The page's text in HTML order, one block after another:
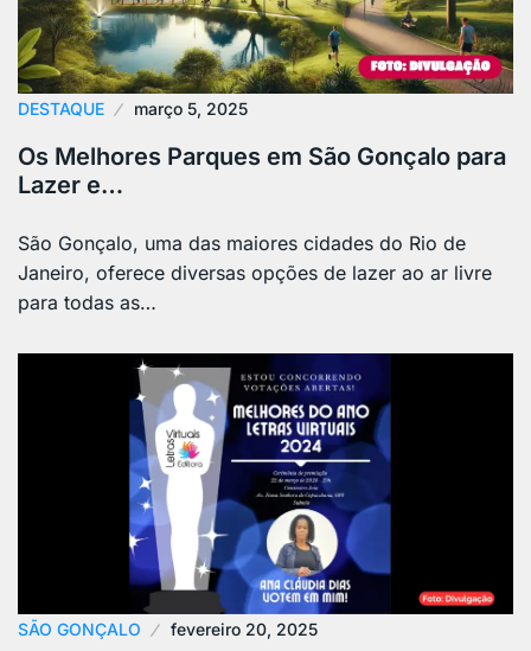
DESTAQUE março 5, 2025
Os Melhores Parques em São Gonçalo para
Lazer e…
São Gonçalo, uma das maiores cidades do Rio de
Janeiro, oferece diversas opções de lazer ao ar livre
para todas as…
SÃO GONÇALO fevereiro 20, 2025